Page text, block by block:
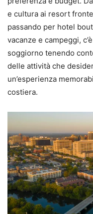
e cultura ai resort
passando per hotel
vacanze e campeggi,
soggiorno tenendo
delle attività che
un’esperienza
costiera.